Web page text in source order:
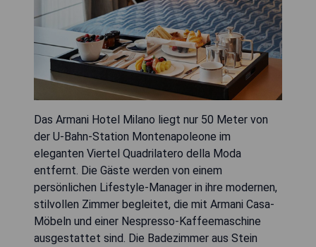
Das Armani Hotel Milano liegt nur 50 Meter von
der U-Bahn-Station Montenapoleone im
eleganten Viertel Quadrilatero della Moda
entfernt. Die Gäste werden von einem
persönlichen Lifestyle-Manager in ihre modernen,
stilvollen Zimmer begleitet, die mit Armani Casa-
Möbeln und einer Nespresso-Kaffeemaschine
ausgestattet sind. Die Badezimmer aus Stein